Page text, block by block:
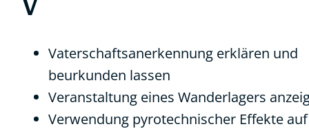
Vaterschaftsanerkennung erklären und
beurkunden lassen
Veranstaltung eines Wanderlagers
Verwendung pyrotechnischer Effekte auf